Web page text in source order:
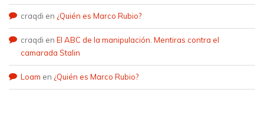
craqdi en ¿Quién es Marco Rubio?
craqdi en El ABC de la manipulación. Mentiras contra el
camarada Stalin
Loam en ¿Quién es Marco Rubio?